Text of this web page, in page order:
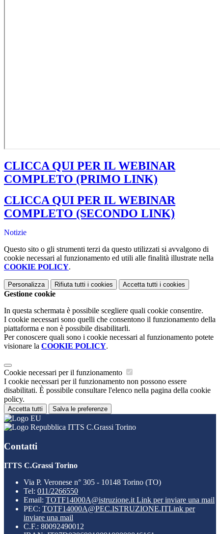
CLICCA QUI PER IL WEBINAR
COMPLETO (PRIMO LINK)
CLICCA QUI PER IL WEBINAR
COMPLETO (SECONDO LINK)
Notizie
Questo sito o gli strumenti terzi da questo utilizzati si avvalgono di
cookie necessari al funzionamento ed utili alle finalità illustrate nella
COOKIE POLICY.
Personalizza Rifiuta tutti i cookies Accetta tutti i cookies
Gestione cookie
In questa schermata è possibile scegliere quali cookie consentire.
I cookie necessari sono quelli che consentono il funzionamento della
piattaforma e non è possibile disabilitarli.
Per conoscere quali sono i cookie necessari al funzionamento potete
visionare la COOKIE POLICY.
Cookie necessari per il funzionamento
I cookie necessari per il funzionamento non possono essere
disabilitati. È possibile consultare l'elenco nella pagina della cookie
policy.
Accetta tutti Salva le preferenze
ITTS C.Grassi Torino
Contatti
ITTS C.Grassi Torino
Via P. Veronese n° 305 - 10148 Torino (TO)
Tel: 011/2266550
Email: TOTF14000A@istruzione.it Link per inviare una mail
PEC: TOTF14000A@PEC.ISTRUZIONE.ITLink per
inviare una mail
C.F.: 80092490012